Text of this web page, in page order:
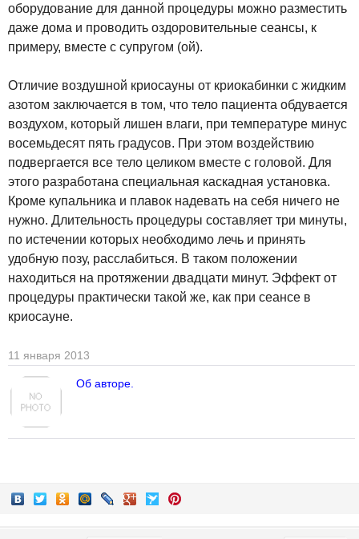
оборудование для данной процедуры можно разместить
даже дома и проводить оздоровительные сеансы, к
примеру, вместе с супругом (ой).
Отличие воздушной криосауны от криокабинки с жидким
азотом заключается в том, что тело пациента обдувается
воздухом, который лишен влаги, при температуре минус
восемьдесят пять градусов. При этом воздействию
подвергается все тело целиком вместе с головой. Для
этого разработана специальная каскадная установка.
Кроме купальника и плавок надевать на себя ничего не
нужно. Длительность процедуры составляет три минуты,
по истечении которых необходимо лечь и принять
удобную позу, расслабиться. В таком положении
находиться на протяжении двадцати минут. Эффект от
процедуры практически такой же, как при сеансе в
криосауне.
11 января 2013
Об авторе.